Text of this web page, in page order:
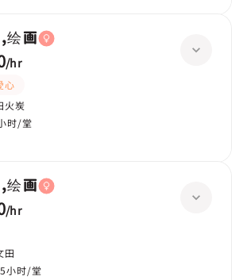
绘画
/hr
心
火炭
时/堂
绘画
/hr
田
小时/堂